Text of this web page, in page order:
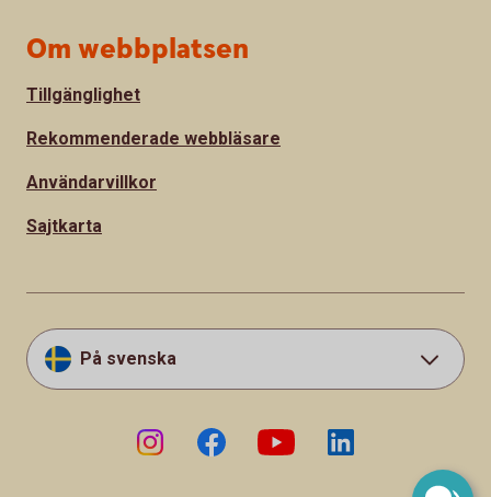
Om webbplatsen
Tillgänglighet
Rekommenderade webbläsare
Användarvillkor
Sajtkarta
På svenska